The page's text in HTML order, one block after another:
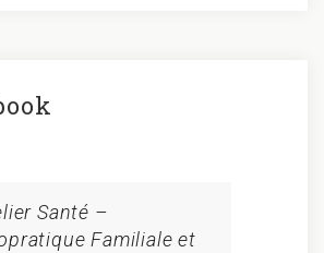
Santé –
Familiale et